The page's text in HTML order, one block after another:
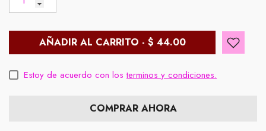
AÑADIR AL CARRITO - $ 44.00
Estoy de acuerdo con losterminos y condiciones.
COMPRAR AHORA